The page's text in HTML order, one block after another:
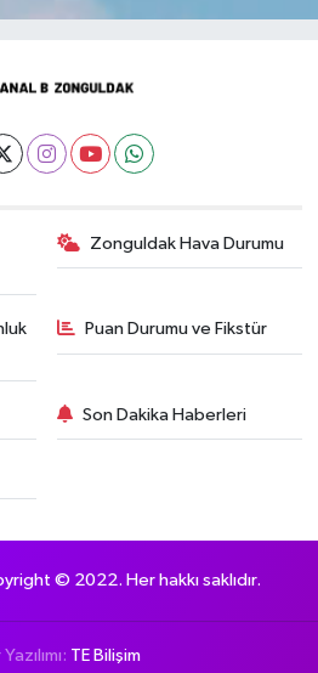
Zonguldak Hava Durumu
Puan Durumu ve Fikstür
Son Dakika Haberleri
© 2022. Her hakkı saklıdır.
TE Bilişim